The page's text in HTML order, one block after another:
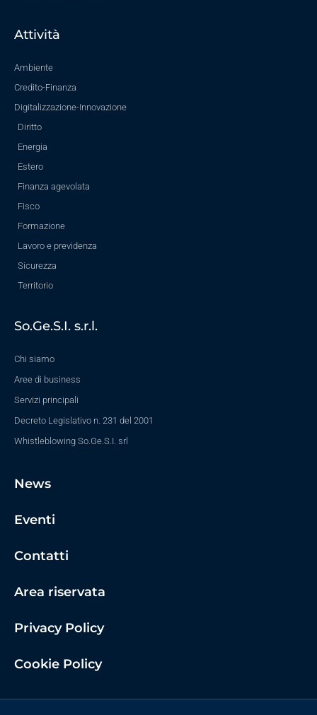
Attività
Ambiente
Credito-Finanza
Digitalizzazione-Innovazione
Diritto
Energia
Estero
Finanza agevolata
Fisco
Formazione
Lavoro e previdenza
Sicurezza
Territorio
So.Ge.S.I. s.r.l.
Chi siamo
Aree di business
Servizi principali
Decreto Legislativo n. 231 del 2001
Whistleblowing So.Ge.S.I. srl
News
Eventi
Contatti
Area riservata
Privacy Policy
Cookie Policy